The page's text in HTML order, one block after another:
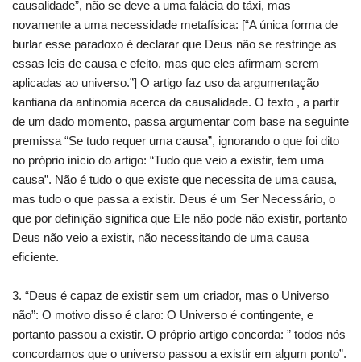
causalidade”, não se deve a uma falácia do táxi, mas
novamente a uma necessidade metafísica: [“A única forma de
burlar esse paradoxo é declarar que Deus não se restringe as
essas leis de causa e efeito, mas que eles afirmam serem
aplicadas ao universo.”] O artigo faz uso da argumentação
kantiana da antinomia acerca da causalidade. O texto , a partir
de um dado momento, passa argumentar com base na seguinte
premissa “Se tudo requer uma causa”, ignorando o que foi dito
no próprio início do artigo: “Tudo que veio a existir, tem uma
causa”. Não é tudo o que existe que necessita de uma causa,
mas tudo o que passa a existir. Deus é um Ser Necessário, o
que por definição significa que Ele não pode não existir, portanto
Deus não veio a existir, não necessitando de uma causa
eficiente.
3. “Deus é capaz de existir sem um criador, mas o Universo
não”: O motivo disso é claro: O Universo é contingente, e
portanto passou a existir. O próprio artigo concorda: ” todos nós
concordamos que o universo passou a existir em algum ponto”.